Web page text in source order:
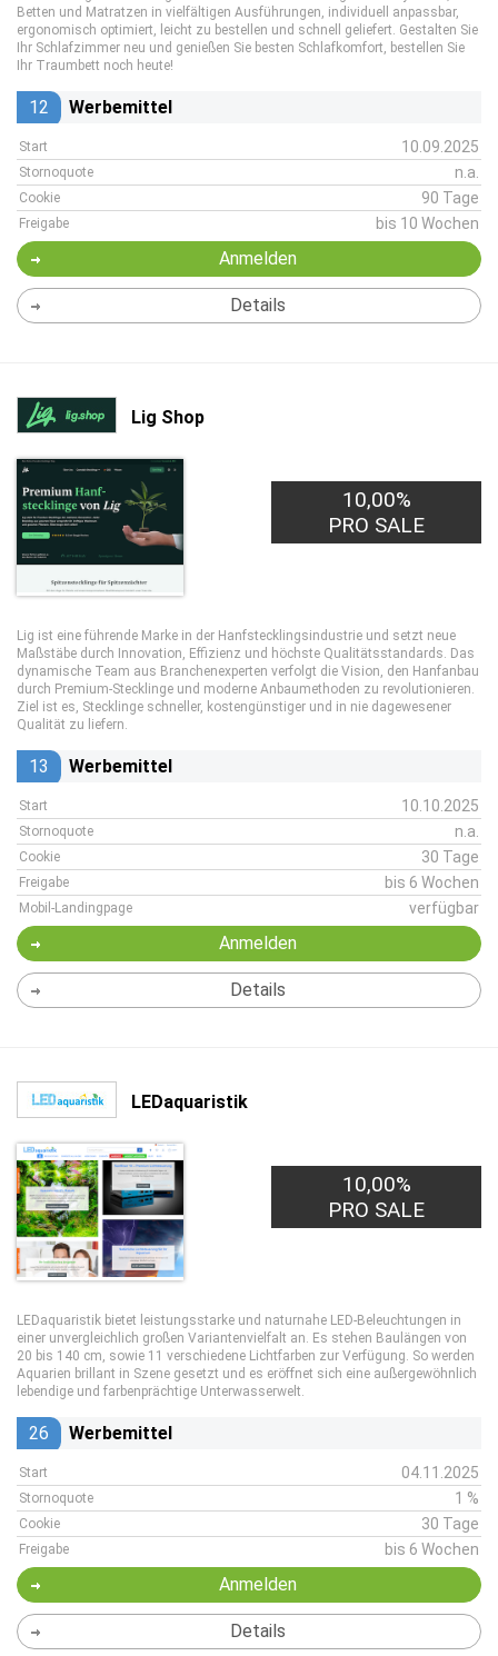
Betten und Matratzen in vielfältigen Ausführungen, individuell anpassbar,
ergonomisch optimiert, leicht zu bestellen und schnell geliefert. Gestalten Sie
Ihr Schlafzimmer neu und genießen Sie besten Schlafkomfort, bestellen Sie
Ihr Traumbett noch heute!
12 Werbemittel
Start 10.09.2025
Stornoquote n.a.
Cookie 90 Tage
Freigabe bis 10 Wochen
Anmelden
Details
Lig Shop
10,00%
PRO SALE
Lig ist eine führende Marke in der Hanfstecklingsindustrie und setzt neue
Maßstäbe durch Innovation, Effizienz und höchste Qualitätsstandards. Das
dynamische Team aus Branchenexperten verfolgt die Vision, den Hanfanbau
durch Premium-Stecklinge und moderne Anbaumethoden zu revolutionieren.
Ziel ist es, Stecklinge schneller, kostengünstiger und in nie dagewesener
Qualität zu liefern.
13 Werbemittel
Start 10.10.2025
Stornoquote n.a.
Cookie 30 Tage
Freigabe bis 6 Wochen
Mobil-Landingpage verfügbar
Anmelden
Details
LEDaquaristik
10,00%
PRO SALE
LEDaquaristik bietet leistungsstarke und naturnahe LED-Beleuchtungen in
einer unvergleichlich großen Variantenvielfalt an. Es stehen Baulängen von
20 bis 140 cm, sowie 11 verschiedene Lichtfarben zur Verfügung. So werden
Aquarien brillant in Szene gesetzt und es eröffnet sich eine außergewöhnlich
lebendige und farbenprächtige Unterwasserwelt.
26 Werbemittel
Start 04.11.2025
Stornoquote 1 %
Cookie 30 Tage
Freigabe bis 6 Wochen
Anmelden
Details